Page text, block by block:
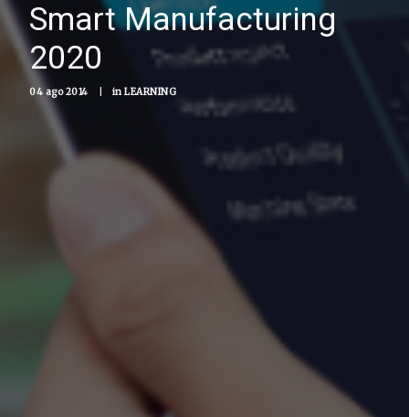
Smart Manufacturing
2020
04 ago 2014 in LEARNING